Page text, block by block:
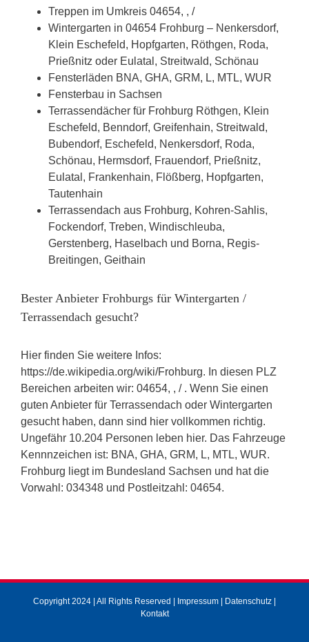
Treppen im Umkreis 04654, , /
Wintergarten in 04654 Frohburg – Nenkersdorf,
Klein Eschefeld, Hopfgarten, Röthgen, Roda,
Prießnitz oder Eulatal, Streitwald, Schönau
Fensterläden BNA, GHA, GRM, L, MTL, WUR
Fensterbau in Sachsen
Terrassendächer für Frohburg Röthgen, Klein
Eschefeld, Benndorf, Greifenhain, Streitwald,
Bubendorf, Eschefeld, Nenkersdorf, Roda,
Schönau, Hermsdorf, Frauendorf, Prießnitz,
Eulatal, Frankenhain, Flößberg, Hopfgarten,
Tautenhain
Terrassendach aus Frohburg, Kohren-Sahlis,
Fockendorf, Treben, Windischleuba,
Gerstenberg, Haselbach und Borna, Regis-
Breitingen, Geithain
Bester Anbieter Frohburgs für Wintergarten /
Terrassendach gesucht?
Hier finden Sie weitere Infos:
https://de.wikipedia.org/wiki/Frohburg. In diesen PLZ
Bereichen arbeiten wir: 04654, , / . Wenn Sie einen
guten Anbieter für Terrassendach oder Wintergarten
gesucht haben, dann sind hier vollkommen richtig.
Ungefähr 10.204 Personen leben hier. Das Fahrzeuge
Kennnzeichen ist: BNA, GHA, GRM, L, MTL, WUR.
Frohburg liegt im Bundesland Sachsen und hat die
Vorwahl: 034348 und Postleitzahl: 04654.
Copyright 2024 | All Rights Reserved | Impressum Datenschutz
Kontakt